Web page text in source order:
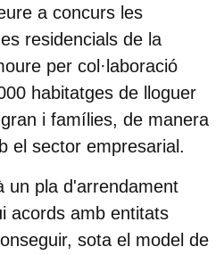
a concurs les
residencials de la
per col·laboració
habitatges de lloguer
i famílies, de manera
el sector empresarial.
un pla d'arrendament
acords amb entitats
sota el model de